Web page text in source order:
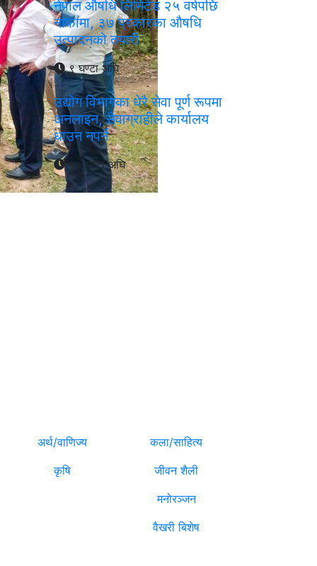
नेपाल औषधि लिमिटेड २५ वर्षपछि
नाफामा, ३७ प्रकारका औषधि
उत्पादनको तयारी
९ घण्टा अघि
उद्योग विभागका धेरै सेवा पूर्ण रूपमा
अनलाइन, सेवाग्राहीले कार्यालय
धाउन नपर्ने
१७ घण्टा अघि
अर्थ/वाणिज्य
कृषि
कला/साहित्य
जीवन शैली
मनोरञ्जन
वैखरी बिशेष